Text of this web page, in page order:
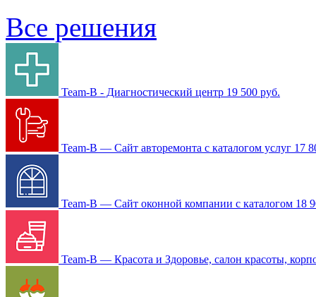
Все решения
Team-B - Диагностический центр 19 500 руб.
Team-B — Сайт авторемонта с каталогом услуг 17
Team-B — Сайт оконной компании с каталогом 18
Team-B — Красота и Здоровье, салон красоты,